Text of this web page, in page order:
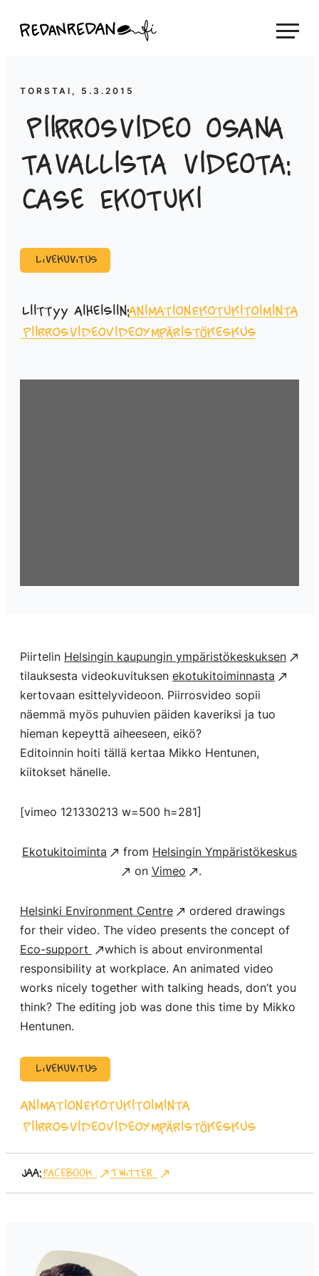
suoraan
Linda Saukko-Rauta, Redanredan Oy
piirrosvideoita
TORSTAI, 5.3.2015
Piirrosvideo osana
tavallista videota:
case Ekotuki
Livekuvitus
Liittyy aiheisiin:animationEkotukitoiminta
PiirrosvideoVideoYmpäristökeskus
Piirtelin Helsingin kaupungin ympäristökeskuksen
tilauksesta videokuvituksen ekotukitoiminnasta
kertovaan esittelyvideoon. Piirrosvideo sopii
näemmä myös puhuvien päiden kaveriksi ja tuo
hieman kepeyttä aiheeseen, eikö?
Editoinnin hoiti tällä kertaa Mikko Hentunen,
kiitokset hänelle.
[vimeo 121330213 w=500 h=281]
Ekotukitoiminta from Helsingin Ympäristökeskus
on Vimeo .
Helsinki Environment Centre
ordered drawings
for their video. The video presents the concept of
Eco-support
which is about environmental
responsibility at workplace. An animated video
works nicely together with talking heads, don’t you
think? The editing job was done this time by Mikko
Hentunen.
Livekuvitus
animationEkotukitoiminta
PiirrosvideoVideoYmpäristökeskus
Jaa:Facebook Twitter